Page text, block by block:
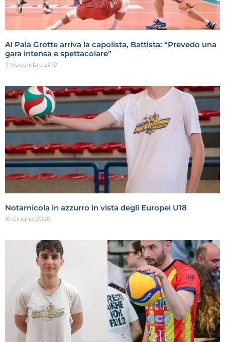
Al Pala Grotte arriva la capolista, Battista: “Prevedo una
gara intensa e spettacolare”
7 Novembre 2019
Notarnicola in azzurro in vista degli Europei U18
16 Giugno 2026